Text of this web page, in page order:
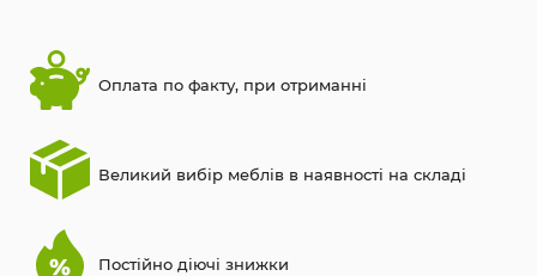
Оплата по факту, при отриманні
Великий вибір меблів в наявності на складі
Постійно діючі знижки